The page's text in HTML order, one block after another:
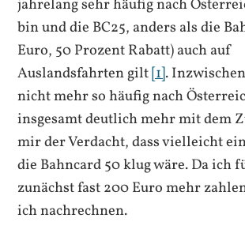
jahrelang sehr häufig nach
bin und die BC25, anders als die
Euro, 50 Prozent Rabatt) auch auf
Auslandsfahrten gilt[1].
nicht mehr so häufig nach
insgesamt deutlich mehr mit dem
mir der Verdacht, dass vielleicht
die Bahncard 50 klug wäre. Da ich
zunächst fast 200 Euro mehr
ich nachrechnen.